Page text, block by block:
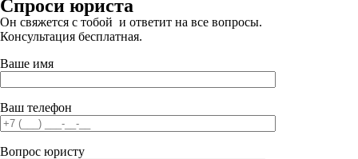
Спроси юриста
Он свяжется с тобой и ответит на все вопросы.
Консультация бесплатная.
Ваше имя
Ваш телефон
Вопрос юристу